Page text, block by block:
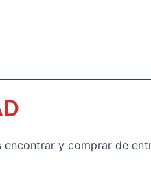
encontrar y comprar de